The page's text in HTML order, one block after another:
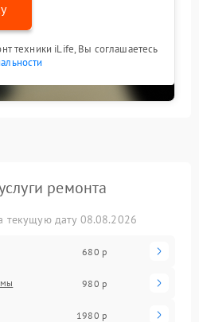
техники iLife, Вы соглашаетесь
ремонта
текущую дату 08.08.2026
680 р
980 р
1980 р